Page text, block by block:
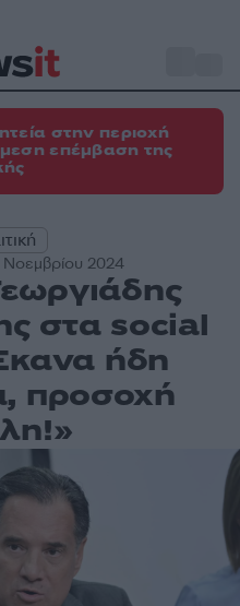
στην περιοχή
επέμβαση της
2024
στα social
ήδη
προσοχή